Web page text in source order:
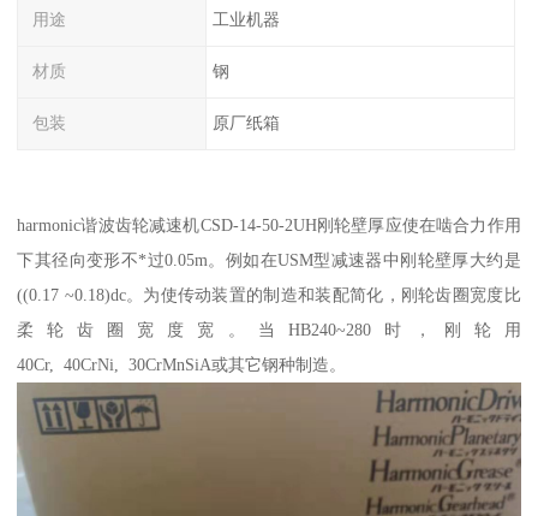
用途 工业机器
材质 钢
包装 原厂纸箱
harmonic谐波齿轮减速机CSD-14-50-2UH刚轮壁厚应使在啮合力作用
下其径向变形不*过0.05m。例如在USM型减速器中刚轮壁厚大约是
((0.17 ~0.18)dc。为使传动装置的制造和装配简化，刚轮齿圈宽度比
柔轮齿圈宽度宽。当HB240~280时，刚轮用
40Cr, 40CrNi, 30CrMnSiA或其它钢种制造。